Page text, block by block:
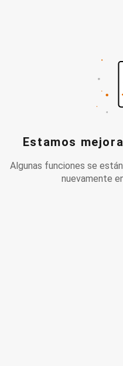
Estamos
Algunas funciones se
nuevamente